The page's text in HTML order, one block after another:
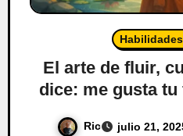
El arte de fluir,
dice: me gusta
Ric julio 21,